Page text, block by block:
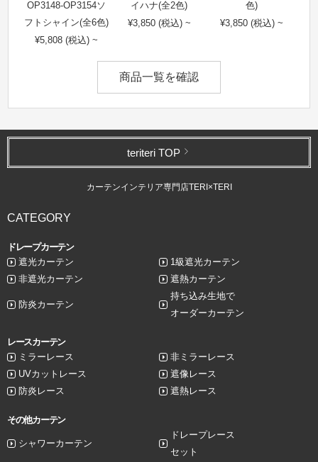
OP3148-OP3154ソ
フトシャイン(全6色)
¥5,808 (税込) ~
イハナ(全2色)
¥3,850 (税込) ~
色)
¥3,850 (税込) ~
商品一覧を確認
teriteri TOP
カーテンインテリア専門店TERI×TERI
CATEGORY
ドレープカーテン
遮光カーテン
1級遮光カーテン
非遮光カーテン
遮熱カーテン
防炎カーテン
持ち込み生地で
オーダーカーテン
レースカーテン
ミラーレース
非ミラーレース
UVカットレース
遮像レース
防炎レース
遮熱レース
その他カーテン
シャワーカーテン
ドレープレース
セット